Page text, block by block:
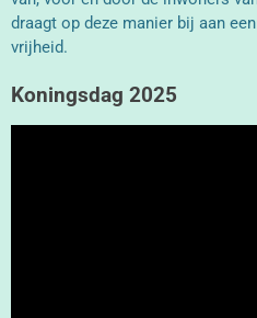
draagt op deze manier bij aan
vrijheid.
Koningsdag 2025